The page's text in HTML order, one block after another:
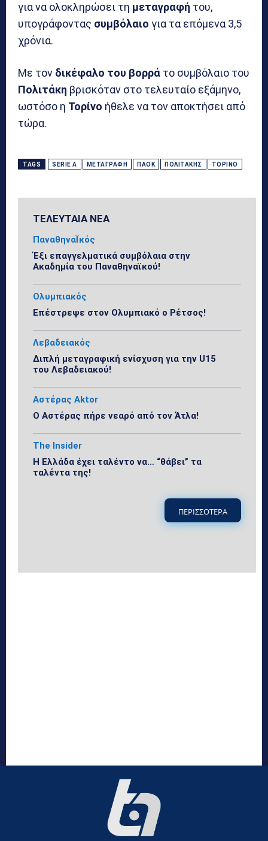
για να ολοκληρώσει τη μεταγραφή του,
υπογράφοντας συμβόλαιο για τα επόμενα 3,5
χρόνια.
Με τον δικέφαλο του βορρά το συμβόλαιο του
Πολιτάκη βρισκόταν στο τελευταίο εξάμηνο,
ωστόσο η Τορίνο ήθελε να τον αποκτήσει από
τώρα.
TAGS SERIE A ΜΕΤΑΓΡΑΦΉ ΠΑΟΚ ΠΟΛΙΤΆΚΗΣ ΤΟΡΊΝΟ
ΤΕΛΕΥΤΑΙΑ ΝΕΑ
ΠαναθηναΪκός
Έξι επαγγελματικά συμβόλαια στην
Ακαδημία του Παναθηναϊκού!
Ολυμπιακός
Επέστρεψε στον Ολυμπιακό ο Ρέτσος!
Λεβαδειακός
Διπλή μεταγραφική ενίσχυση για την U15
του Λεβαδειακού!
Αστέρας Aktor
Ο Αστέρας πήρε νεαρό από τον Άτλα!
The Insider
Η Ελλάδα έχει ταλέντο να… “θάβει” τα
ταλέντα της!
ΠΕΡΙΣΣΟΤΕΡΑ